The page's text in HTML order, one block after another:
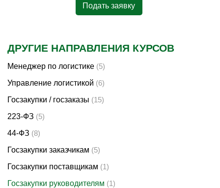
Подать заявку
ДРУГИЕ НАПРАВЛЕНИЯ КУРСОВ
Менеджер по логистике (5)
Управление логистикой (6)
Госзакупки / госзаказы (15)
223-ФЗ (5)
44-ФЗ (8)
Госзакупки заказчикам (5)
Госзакупки поставщикам (1)
Госзакупки руководителям (1)